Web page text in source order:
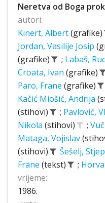
Neretva od Boga
autori:
Kinert, Albert(grafike)
Jordan, Vasilije Josip
(grafike)
; Labaš,
Croata, Ivan (grafike)
Paro, Frane (grafike)
Kačić Miošić, Andrija
(stihovi)
; Pavlović,
Nikola (stihovi) ;
Mataga, Vojislav
(stihovi)
Šešelj,
Frane (tekst) ;
vrijeme:
1986.